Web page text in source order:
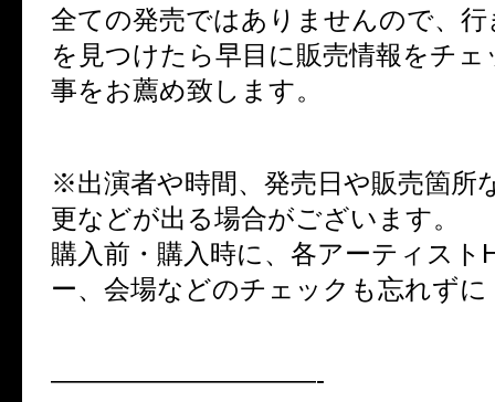
全ての発売ではありませんので、
を見つけたら早目に販売情報をチ
事をお薦め致します。
※出演者や時間、発売日や販売箇所
更などが出る場合がございます。
購入前・購入時に、各アーティスト
ー、会場などのチェックも忘れずに
——————————-